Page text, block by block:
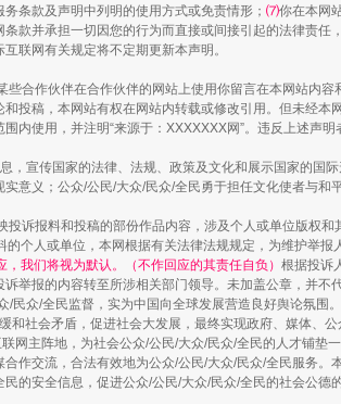
“神药”背后的真相
务条款及声明中列明的使用方式或免责情形； ⑺你在本网
款并承担一切因您的行为而直接或间接引起的法律责任
联网有关规定将不定期更新本声明。
合作伙伴在合作伙伴的网站上使用你留言在本网站内容
投稿，本网站有权在网站内转载或修改引用。但未经本
内使用，并注明“来源于：XXXXXXX网”。违反上述声明
，宣传国家的法律、法规、政策及文化和展示国家的国
意义；公众/公民/大众/民众/全民勇于担任文化使者与和
诉报料和投稿的部份作品内容，涉及个人或单位版权和
个人或单位，本网根据有关法律法规规定，为维护举报
我们将视为默认。（不作回应的其责任自负） 根据投诉
举报的内容转至所涉相关部门领导。未加盖公章，并不
/民众/全民监督，实为中国向全球发展营造良好舆论氛围
和社会矛盾，促进社会大发展，最终实现政府、媒体、公
网主阵地，为社会公众/公民/大众/民众/全民的人才铺垫
作交流，合法有效地为公众/公民/大众/民众/全民服务。
的安全信息，促进公众/公民/大众/民众/全民的社会公德